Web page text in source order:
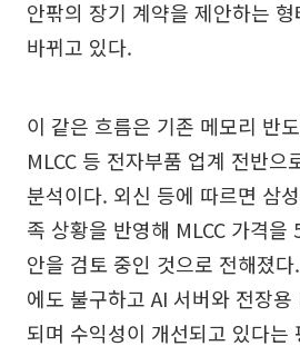
안팎의 장기 계약을 제안하는
바뀌고 있다.
이 같은 흐름은 기존 메모리 반
MLCC 등 전자부품 업계 전반으
분석이다. 외신 등에 따르면 삼
족 상황을 반영해 MLCC 가격
안을 검토 중인 것으로 전해졌
에도 불구하고 AI 서버와 전장용
되며 수익성이 개선되고 있다는